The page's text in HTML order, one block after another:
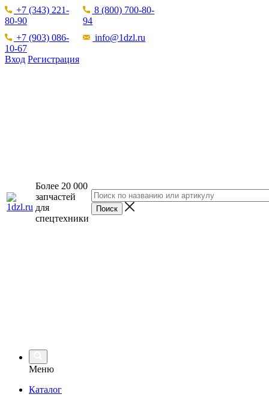
+7 (343) 221-
80-90
8 (800) 700-80-
94
+7 (903) 086-
10-67
info@1dzl.ru
Вход Регистрация
Более 20 000
запчастей
для
спецтехники
Меню
Каталог